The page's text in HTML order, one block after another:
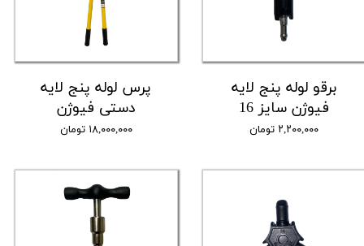
برقو لوله پنج لایه
فیوژن سایز 16
۲,۲۰۰,۰۰۰ تومان
پرس لوله پنج لایه
دستی فیوژن
۱۸,۰۰۰,۰۰۰ تومان